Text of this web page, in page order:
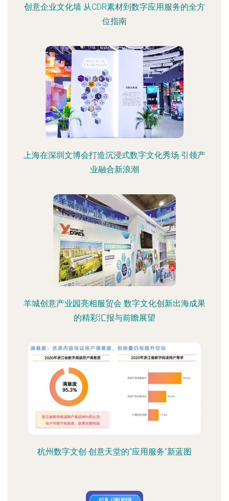
创意企业文化墙 从CDR素材到数字应用服务的全方
位指南
上海在深圳文博会打造沉浸式数字文化秀场 引领产
业融合新浪潮
羊城创意产业园亮相服贸会 数字文化创新出海成果
的精彩汇报与前瞻展望
杭州数字文创 创意天堂的“应用服务”新蓝图